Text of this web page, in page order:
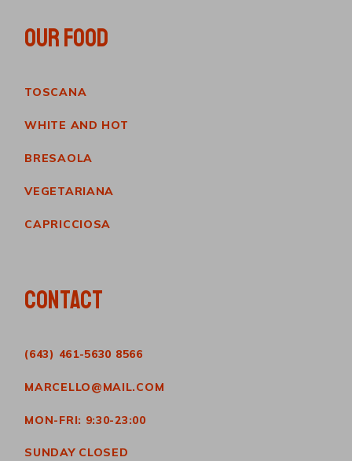
OUR FOOD
TOSCANA
WHITE AND HOT
BRESAOLA
VEGETARIANA
CAPRICCIOSA
CONTACT
(643) 461-5630 8566
MARCELLO@MAIL.COM
MON-FRI: 9:30-23:00
SUNDAY CLOSED